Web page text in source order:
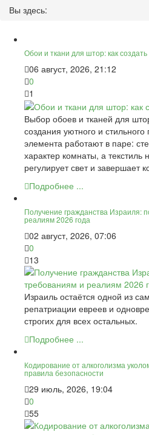
Вы здесь:
Обои и ткани для штор: как
06 август, 2026, 21:12
0
1
Выбор обоев и тканей для
создания уютного и
элемента работают в паре:
характер комнаты, а текстиль
регулирует свет и завершает
Подробнее ...
Получение гражданства Израиля:
реалиям 2026 года
02 август, 2026, 07:06
0
13
Израиль остаётся одной из
репатриации евреев и
строгих для всех остальных.
Подробнее ...
Кодирование от алкоголизма
правила безопасности
29 июль, 2026, 19:04
0
55